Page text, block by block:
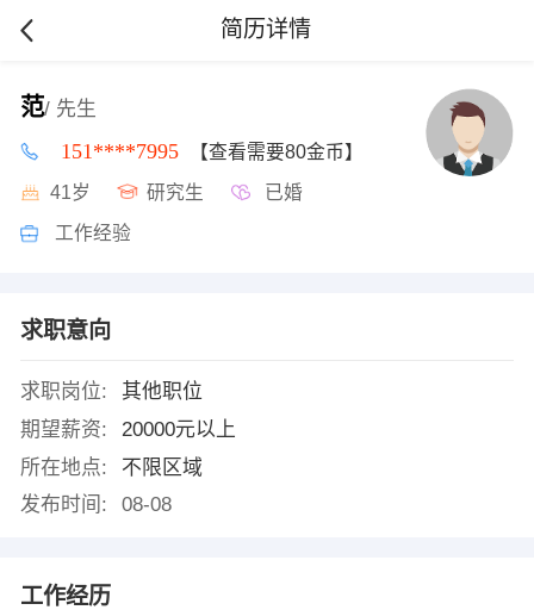
简历详情
范/ 先生
151****7995 【查看需要80金币】
41岁 研究生 已婚
工作经验
求职意向
求职岗位:
其他职位
期望薪资:
20000元以上
所在地点:
不限区域
发布时间:
08-08
工作经历